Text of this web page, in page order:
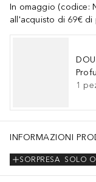
In omaggio (codice:
all'acquisto di 69€ di
1
INFORMAZIONI
SOLO
SORPRESA